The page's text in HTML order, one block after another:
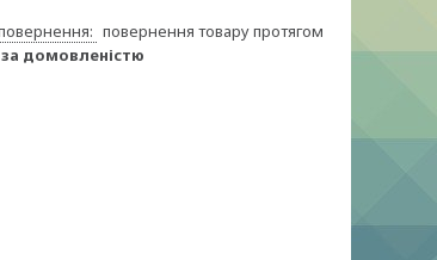
повернення товару протягом
за домовленістю